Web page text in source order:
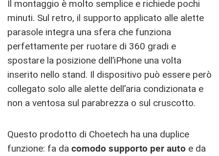
Il montaggio è molto semplice e richiede pochi
minuti. Sul retro, il supporto applicato alle alette
parasole integra una sfera che funziona
perfettamente per ruotare di 360 gradi e
spostare la posizione dell’iPhone una volta
inserito nello stand. Il dispositivo può essere però
collegato solo alle alette dell’aria condizionata e
non a ventosa sul parabrezza o sul cruscotto.
Questo prodotto di Choetech ha una duplice
funzione: fa da comodo supporto per auto e da